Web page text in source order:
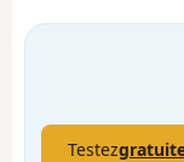
Testez